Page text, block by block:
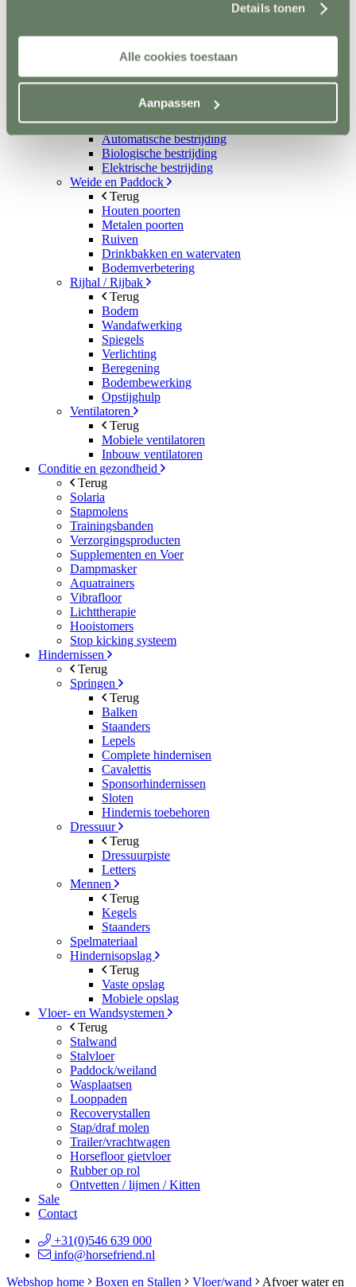
Details tonen
Alle cookies toestaan
Aanpassen
Terug
Voerkarren
Hooistomers
Voerscheppen
Ongediertebestrijding
Terug
Automatische bestrijding
Biologische bestrijding
Elektrische bestrijding
Weide en Paddock
Terug
Houten poorten
Metalen poorten
Ruiven
Drinkbakken en watervaten
Bodemverbetering
Rijhal / Rijbak
Terug
Bodem
Wandafwerking
Spiegels
Verlichting
Beregening
Bodembewerking
Opstijghulp
Ventilatoren
Terug
Mobiele ventilatoren
Inbouw ventilatoren
Conditie en gezondheid
Terug
Solaria
Stapmolens
Trainingsbanden
Verzorgingsproducten
Supplementen en Voer
Dampmasker
Aquatrainers
Vibrafloor
Lichttherapie
Hooistomers
Stop kicking systeem
Hindernissen
Terug
Springen
Terug
Balken
Staanders
Lepels
Complete hindernisen
Cavalettis
Sponsorhindernissen
Sloten
Hindernis toebehoren
Dressuur
Terug
Dressuurpiste
Letters
Mennen
Terug
Kegels
Staanders
Spelmateriaal
Hindernisopslag
Terug
Vaste opslag
Mobiele opslag
Vloer- en Wandsystemen
Terug
Stalwand
Stalvloer
Paddock/weiland
Wasplaatsen
Looppaden
Recoverystallen
Stap/draf molen
Trailer/vrachtwagen
Horsefloor gietvloer
Rubber op rol
Ontvetten / lijmen / Kitten
Sale
Contact
+31(0)546 639 000
info@horsefriend.nl
Webshop home
Boxen en Stallen Vloer/wand Afvoer water en